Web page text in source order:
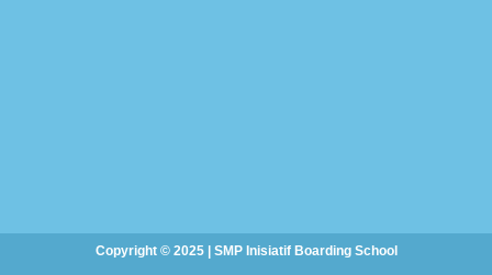
Copyright © 2025 | SMP Inisiatif Boarding School